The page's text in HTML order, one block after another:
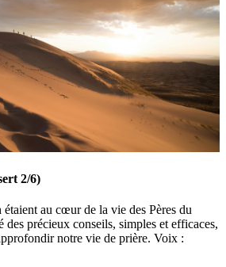
2/6)
au cœur de la vie des Pères du
des précieux conseils, simples et efficaces,
notre vie de prière. Voix :